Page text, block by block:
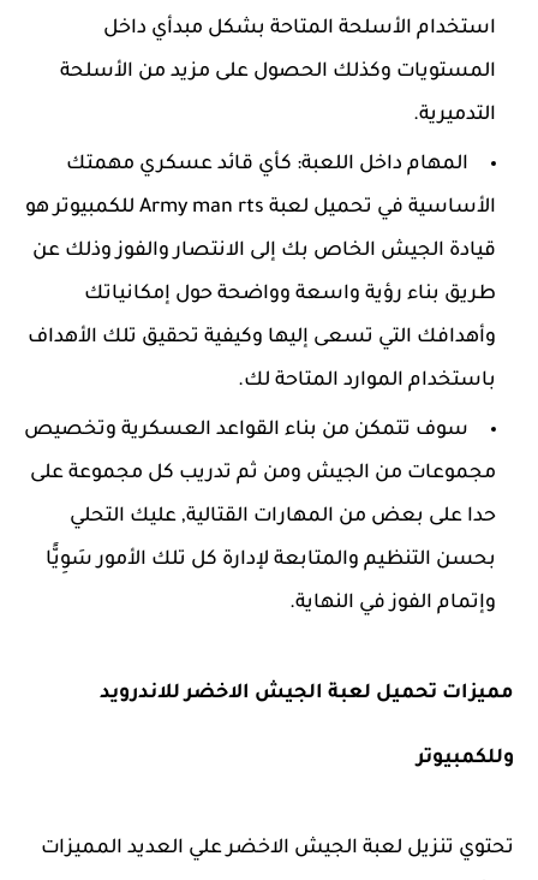
استخدام الأسلحة المتاحة بشكل مبدأي داخل
المستويات وكذلك الحصول على مزيد من الأسلحة
التدميرية.
المهام داخل اللعبة: كأي قائد عسكري مهمتك
الأساسية في تحميل لعبة Army man rts للكمبيوتر هو
قيادة الجيش الخاص بك إلى الانتصار والفوز وذلك عن
طريق بناء رؤية واسعة وواضحة حول إمكانياتك
وأهدافك التي تسعى إليها وكيفية تحقيق تلك الأهداف
باستخدام الموارد المتاحة لك.
سوف تتمكن من بناء القواعد العسكرية وتخصيص
مجموعات من الجيش ومن ثم تدريب كل مجموعة على
حدا على بعض من المهارات القتالية, عليك التحلي
بحسن التنظيم والمتابعة لإدارة كل تلك الأمور سَوِيًّا
وإتمام الفوز في النهاية.
مميزات تحميل لعبة الجيش الاخضر للاندرويد
وللكمبيوتر
تحتوي تنزيل لعبة الجيش الاخضر علي العديد المميزات